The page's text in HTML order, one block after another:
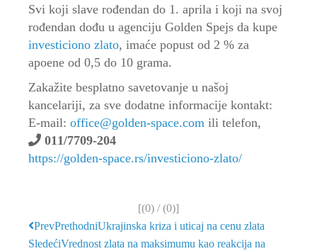
Svi koji slave rođendan do 1. aprila i koji na svoj
rođendan dođu u agenciju Golden Spejs da kupe
investiciono zlato, imaće popust od 2 % za
apoene od 0,5 do 10 grama.
Zakažite besplatno savetovanje u našoj
kancelariji, za sve dodatne informacije kontakt:
E-mail:office@golden-space.com ili telefon,
011/7709-204
https://golden-space.rs/investiciono-zlato/
[(0) / (0)]
PrevPrethodniUkrajinska kriza i uticaj na cenu zlata
SledećiVrednost zlata na maksimumu kao reakcija na